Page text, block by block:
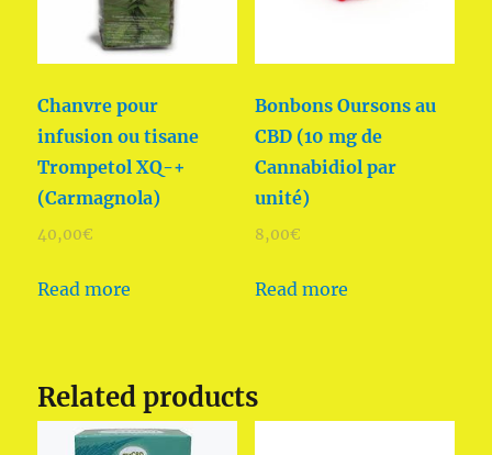
Chanvre pour
infusion ou tisane
Trompetol XQ-+
(Carmagnola)
40,00€
Read more
Bonbons Oursons au
CBD (10 mg de
Cannabidiol par
unité)
8,00€
Read more
Related products